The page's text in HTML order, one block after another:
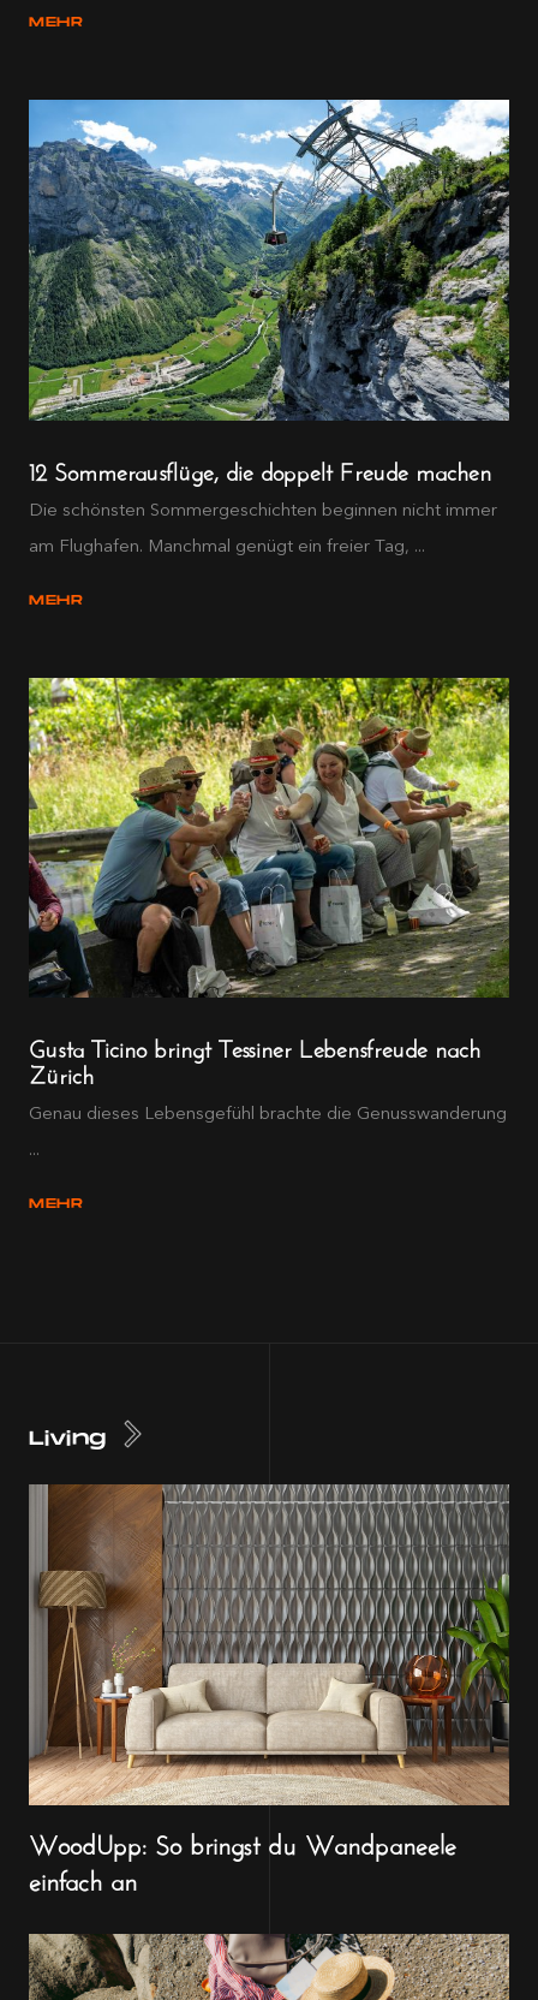
MEHR
12 Sommerausflüge, die doppelt Freude machen
Die schönsten Sommergeschichten beginnen nicht immer
am Flughafen. Manchmal genügt ein freier Tag, ...
MEHR
Gusta Ticino bringt Tessiner Lebensfreude nach
Zürich
Genau dieses Lebensgefühl brachte die Genusswanderung
...
MEHR
Living
WoodUpp: So bringst du Wandpaneele
einfach an